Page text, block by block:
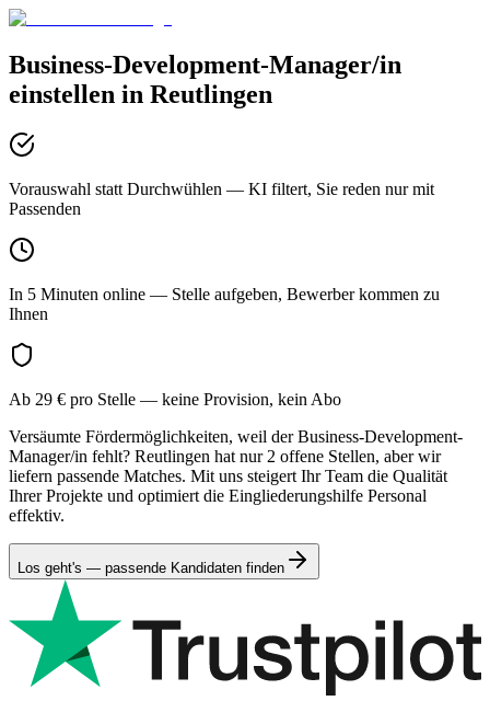
Business-Development-Manager/in
einstellen in Reutlingen
Vorauswahl statt Durchwühlen — KI filtert, Sie reden nur mit
Passenden
In 5 Minuten online — Stelle aufgeben, Bewerber kommen zu
Ihnen
Ab 29 € pro Stelle — keine Provision, kein Abo
Versäumte Fördermöglichkeiten, weil der Business-Development-
Manager/in fehlt? Reutlingen hat nur 2 offene Stellen, aber wir
liefern passende Matches. Mit uns steigert Ihr Team die Qualität
Ihrer Projekte und optimiert die Eingliederungshilfe Personal
effektiv.
Los geht's — passende Kandidaten finden